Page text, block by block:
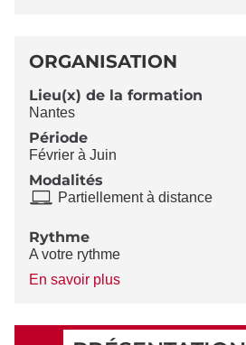
ORGANISATION
Lieu(x) de la formation
Nantes
Période
Février à Juin
Modalités
Partiellement à distance
Rythme
A votre rythme
En savoir plusà
Rythme